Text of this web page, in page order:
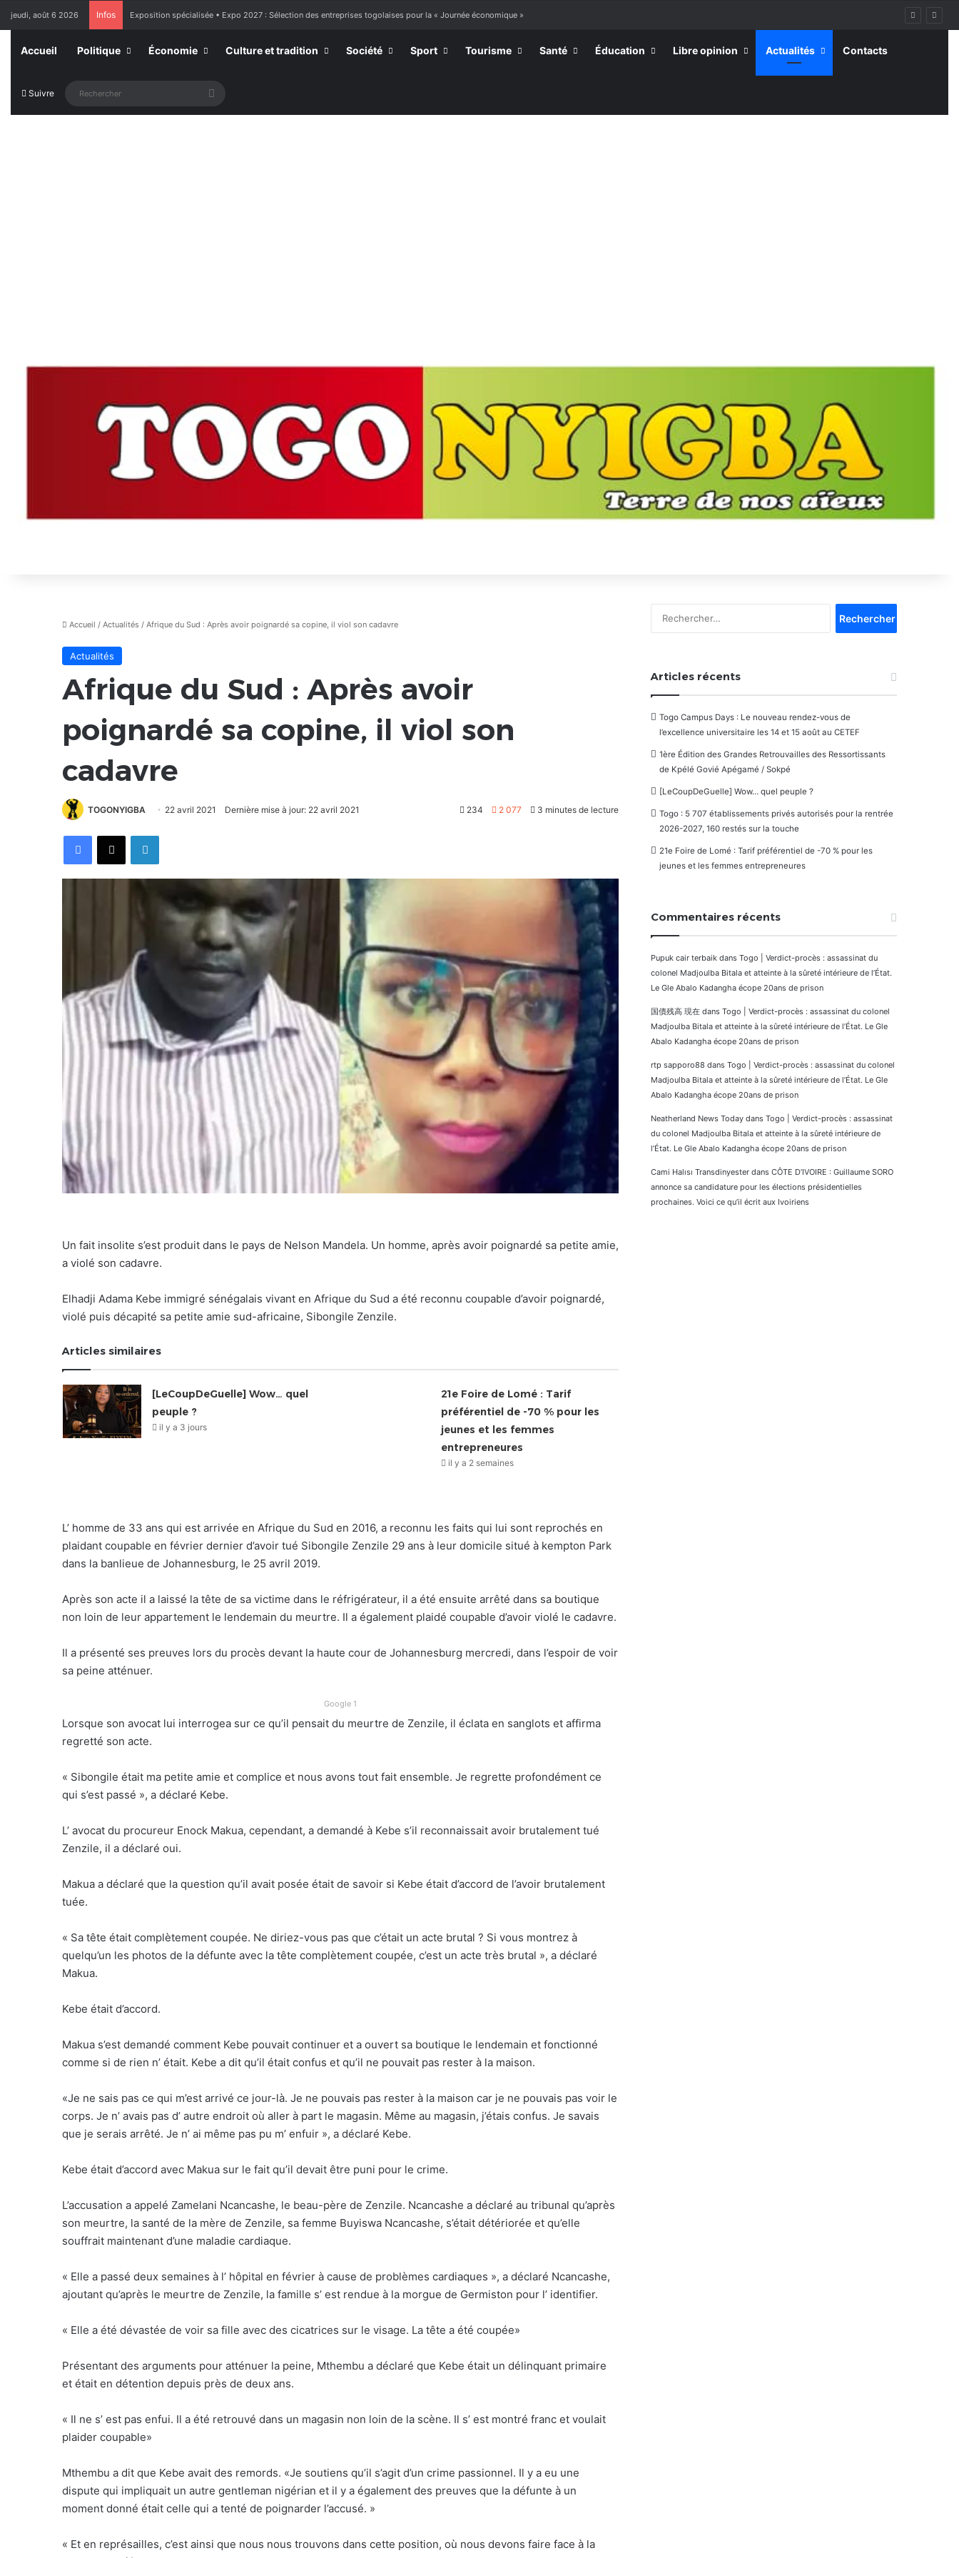
jeudi, août 6 2026 Infos Exposition spécialisée • Expo 2027 : Sélection des entreprises togolaises pour la « Journée économique »
Accueil Politique Économie Culture et tradition Société Sport Tourisme Santé Éducation Libre opinion Actualités Contacts
Suivre Rechercher
Accueil / Actualités / Afrique du Sud : Après avoir poignardé sa copine, il viol son cadavre
Actualités
Afrique du Sud : Après avoir
poignardé sa copine, il viol son
cadavre
TOGONYIGBA 22 avril 2021 Dernière mise à jour: 22 avril 2021 234 2 077 3 minutes de lecture
FacebookX Linkedin
Un fait insolite s’est produit dans le pays de Nelson Mandela. Un homme, après avoir poignardé sa petite amie,
a violé son cadavre.
Elhadji Adama Kebe immigré sénégalais vivant en Afrique du Sud a été reconnu coupable d’avoir poignardé,
violé puis décapité sa petite amie sud-africaine, Sibongile Zenzile.
Articles similaires
[LeCoupDeGuelle] Wow… quel
peuple ?
il y a 3 jours
21e Foire de Lomé : Tarif
préférentiel de -70 % pour les
jeunes et les femmes
entrepreneures
il y a 2 semaines
L’ homme de 33 ans qui est arrivée en Afrique du Sud en 2016, a reconnu les faits qui lui sont reprochés en
plaidant coupable en février dernier d’avoir tué Sibongile Zenzile 29 ans à leur domicile situé à kempton Park
dans la banlieue de Johannesburg, le 25 avril 2019.
Après son acte il a laissé la tête de sa victime dans le réfrigérateur, il a été ensuite arrêté dans sa boutique
non loin de leur appartement le lendemain du meurtre. Il a également plaidé coupable d’avoir violé le cadavre.
Il a présenté ses preuves lors du procès devant la haute cour de Johannesburg mercredi, dans l’espoir de voir
sa peine atténuer.
Google 1
Lorsque son avocat lui interrogea sur ce qu’il pensait du meurtre de Zenzile, il éclata en sanglots et affirma
regretté son acte.
« Sibongile était ma petite amie et complice et nous avons tout fait ensemble. Je regrette profondément ce
qui s’est passé », a déclaré Kebe.
L’ avocat du procureur Enock Makua, cependant, a demandé à Kebe s’il reconnaissait avoir brutalement tué
Zenzile, il a déclaré oui.
Makua a déclaré que la question qu’il avait posée était de savoir si Kebe était d’accord de l’avoir brutalement
tuée.
« Sa tête était complètement coupée. Ne diriez-vous pas que c’était un acte brutal ? Si vous montrez à
quelqu’un les photos de la défunte avec la tête complètement coupée, c’est un acte très brutal », a déclaré
Makua.
Kebe était d’accord.
Makua s’est demandé comment Kebe pouvait continuer et a ouvert sa boutique le lendemain et fonctionné
comme si de rien n’ était. Kebe a dit qu’il était confus et qu’il ne pouvait pas rester à la maison.
«Je ne sais pas ce qui m’est arrivé ce jour-là. Je ne pouvais pas rester à la maison car je ne pouvais pas voir le
corps. Je n’ avais pas d’ autre endroit où aller à part le magasin. Même au magasin, j’étais confus. Je savais
que je serais arrêté. Je n’ ai même pas pu m’ enfuir », a déclaré Kebe.
Kebe était d’accord avec Makua sur le fait qu’il devait être puni pour le crime.
L’accusation a appelé Zamelani Ncancashe, le beau-père de Zenzile. Ncancashe a déclaré au tribunal qu’après
son meurtre, la santé de la mère de Zenzile, sa femme Buyiswa Ncancashe, s’était détériorée et qu’elle
souffrait maintenant d’une maladie cardiaque.
« Elle a passé deux semaines à l’ hôpital en février à cause de problèmes cardiaques », a déclaré Ncancashe,
ajoutant qu’après le meurtre de Zenzile, la famille s’ est rendue à la morgue de Germiston pour l’ identifier.
« Elle a été dévastée de voir sa fille avec des cicatrices sur le visage. La tête a été coupée»
Présentant des arguments pour atténuer la peine, Mthembu a déclaré que Kebe était un délinquant primaire
et était en détention depuis près de deux ans.
« Il ne s’ est pas enfui. Il a été retrouvé dans un magasin non loin de la scène. Il s’ est montré franc et voulait
plaider coupable»
Mthembu a dit que Kebe avait des remords. «Je soutiens qu’il s’agit d’un crime passionnel. Il y a eu une
dispute qui impliquait un autre gentleman nigérian et il y a également des preuves que la défunte à un
moment donné était celle qui a tenté de poignarder l’accusé. »
« Et en représailles, c’est ainsi que nous nous trouvons dans cette position, où nous devons faire face à la
Articles récents
Togo Campus Days : Le nouveau rendez-vous de
l’excellence universitaire les 14 et 15 août au CETEF
1ère Édition des Grandes Retrouvailles des Ressortissants
de Kpélé Govié Apégamé / Sokpé
[LeCoupDeGuelle] Wow… quel peuple ?
Togo : 5 707 établissements privés autorisés pour la rentrée
2026-2027, 160 restés sur la touche
21e Foire de Lomé : Tarif préférentiel de -70 % pour les
jeunes et les femmes entrepreneures
Commentaires récents
Pupuk cair terbaik dans Togo | Verdict-procès : assassinat du
colonel Madjoulba Bitala et atteinte à la sûreté intérieure de l’État.
Le Gle Abalo Kadangha écope 20ans de prison
国債残高 現在 dans Togo | Verdict-procès : assassinat du colonel
Madjoulba Bitala et atteinte à la sûreté intérieure de l’État. Le Gle
Abalo Kadangha écope 20ans de prison
rtp sapporo88 dans Togo | Verdict-procès : assassinat du colonel
Madjoulba Bitala et atteinte à la sûreté intérieure de l’État. Le Gle
Abalo Kadangha écope 20ans de prison
Neatherland News Today dans Togo | Verdict-procès : assassinat
du colonel Madjoulba Bitala et atteinte à la sûreté intérieure de
l’État. Le Gle Abalo Kadangha écope 20ans de prison
Cami Halısı Transdinyester dans CÔTE D’IVOIRE : Guillaume SORO
annonce sa candidature pour les élections présidentielles
prochaines. Voici ce qu’il écrit aux Ivoiriens